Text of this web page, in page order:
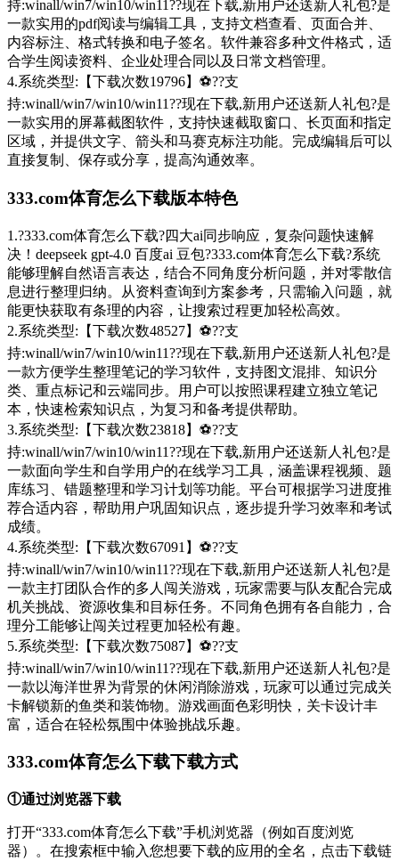
持:winall/win7/win10/win11??现在下载,新用户还送新人礼包?是
一款实用的pdf阅读与编辑工具，支持文档查看、页面合并、
内容标注、格式转换和电子签名。软件兼容多种文件格式，适
合学生阅读资料、企业处理合同以及日常文档管理。
4.系统类型:【下载次数19796】⚽??支
持:winall/win7/win10/win11??现在下载,新用户还送新人礼包?是
一款实用的屏幕截图软件，支持快速截取窗口、长页面和指定
区域，并提供文字、箭头和马赛克标注功能。完成编辑后可以
直接复制、保存或分享，提高沟通效率。
333.com体育怎么下载版本特色
1.?333.com体育怎么下载?四大ai同步响应，复杂问题快速解
决！deepseek gpt-4.0 百度ai 豆包?333.com体育怎么下载?系统
能够理解自然语言表达，结合不同角度分析问题，并对零散信
息进行整理归纳。从资料查询到方案参考，只需输入问题，就
能更快获取有条理的内容，让搜索过程更加轻松高效。
2.系统类型:【下载次数48527】⚽??支
持:winall/win7/win10/win11??现在下载,新用户还送新人礼包?是
一款方便学生整理笔记的学习软件，支持图文混排、知识分
类、重点标记和云端同步。用户可以按照课程建立独立笔记
本，快速检索知识点，为复习和备考提供帮助。
3.系统类型:【下载次数23818】⚽??支
持:winall/win7/win10/win11??现在下载,新用户还送新人礼包?是
一款面向学生和自学用户的在线学习工具，涵盖课程视频、题
库练习、错题整理和学习计划等功能。平台可根据学习进度推
荐合适内容，帮助用户巩固知识点，逐步提升学习效率和考试
成绩。
4.系统类型:【下载次数67091】⚽??支
持:winall/win7/win10/win11??现在下载,新用户还送新人礼包?是
一款主打团队合作的多人闯关游戏，玩家需要与队友配合完成
机关挑战、资源收集和目标任务。不同角色拥有各自能力，合
理分工能够让闯关过程更加轻松有趣。
5.系统类型:【下载次数75087】⚽??支
持:winall/win7/win10/win11??现在下载,新用户还送新人礼包?是
一款以海洋世界为背景的休闲消除游戏，玩家可以通过完成关
卡解锁新的鱼类和装饰物。游戏画面色彩明快，关卡设计丰
富，适合在轻松氛围中体验挑战乐趣。
333.com体育怎么下载下载方式
①通过浏览器下载
打开“333.com体育怎么下载”手机浏览器（例如百度浏览
器）。在搜索框中输入您想要下载的应用的全名，点击下载链